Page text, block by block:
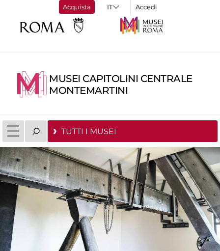
Acquista Accedi
MUSEI CAPITOLINI CENTRALE
MONTEMARTINI
TUTTI I MUSEI